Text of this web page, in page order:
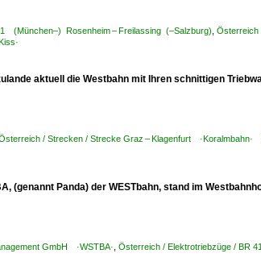
(München–) Rosenheim – Freilassing (–Salzburg) Österreich
aktuell die Westbahn mit Ihren schnittigen
/ Strecken / Strecke Graz – Klagenfurt
(genannt Panda) der WESTbahn, stand im
GmbH ·WSTBA· Österreich / Elektrotriebzüge / BR